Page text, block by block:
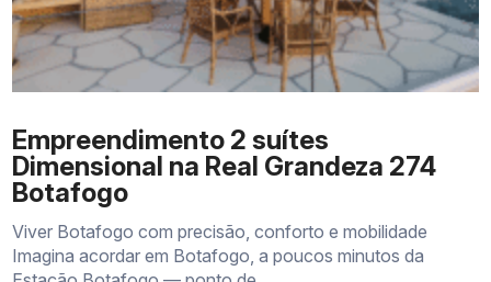
Empreendimento 2 suítes
Dimensional na Real Grandeza 274
Botafogo
Viver Botafogo com precisão, conforto e mobilidade
Imagina acordar em Botafogo, a poucos minutos da